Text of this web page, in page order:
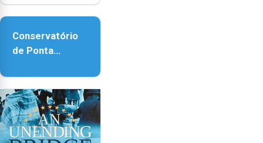
acessibilidade
Conservatório
de Ponta
contar com
novos
instrumentos